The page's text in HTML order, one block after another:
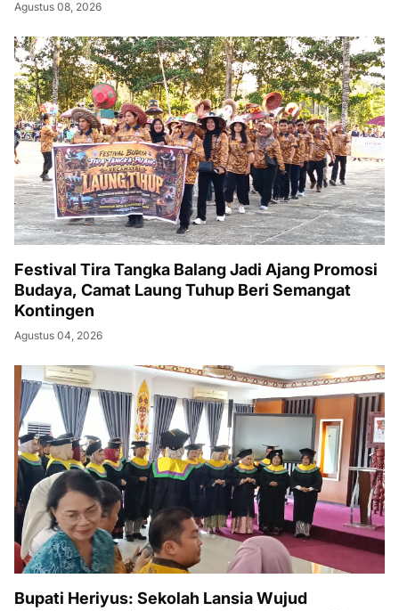
Agustus 08, 2026
Festival Tira Tangka Balang Jadi Ajang Promosi
Budaya, Camat Laung Tuhup Beri Semangat
Kontingen
Agustus 04, 2026
Bupati Heriyus: Sekolah Lansia Wujud